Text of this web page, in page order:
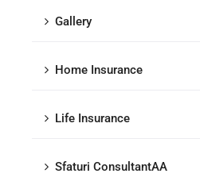
Gallery
Home Insurance
Life Insurance
Sfaturi ConsultantAA